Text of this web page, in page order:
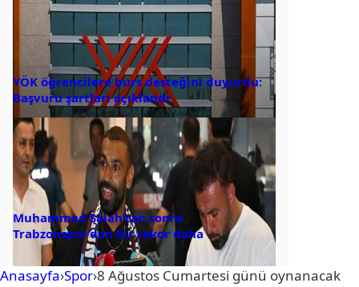
YÖK öğrencilere burs desteğini duyurdu:
Başvuru şartları açıklandı
Muhammed Salah’tan sonra
Trabzonspor’dan bir rekor daha
Anasayfa›Spor›8 Ağustos Cumartesi günü oynanacak